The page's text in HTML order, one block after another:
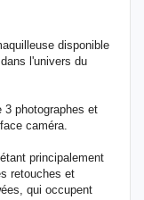
disponible
l'univers du
3 photographes et
caméra.
principalement
retouches et
qui occupent